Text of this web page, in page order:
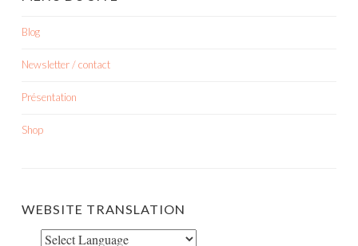
Blog
Newsletter / contact
Présentation
Shop
WEBSITE TRANSLATION